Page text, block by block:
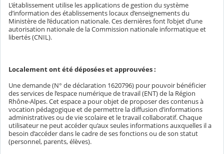
L’établissement utilise les applications de gestion du système
d’information des établissements locaux d’enseignements du
Ministère de l’éducation nationale. Ces dernières font l’objet d’une
autorisation nationale de la Commission nationale informatique et
libertés (CNIL).
Localement ont été déposées et approuvées :
Une demande (N° de déclaration 1620796) pour pouvoir bénéficier
des services de l’espace numérique de travail (ENT) de la Région
Rhône-Alpes. Cet espace a pour objet de proposer des contenus à
vocation pédagogique et de permettre la diffusion d’informations
administratives ou de vie scolaire et le travail collaboratif. Chaque
utilisateur ne peut accéder qu’aux seules informations auxquelles il a
besoin d’accéder dans le cadre de ses fonctions ou de son statut
(personnel, parents, élèves).